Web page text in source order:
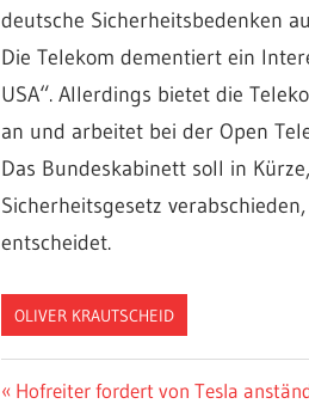
deutsche Sicherheitsbedenken
Die Telekom dementiert ein
USA“. Allerdings bietet die
an und arbeitet bei der Open
Das Bundeskabinett soll in
Sicherheitsgesetz
entscheidet.
OLIVER KRAUTSCHEID
Beitragsnavigation
Vorheriger
Hofreiter fordert von Tesla